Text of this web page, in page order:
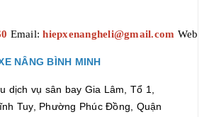
Email:hiepxenangheli@gmail.com
NÂNG BÌNH MINH
dịch vụ sân bay Gia Lâm, Tổ 1,
Tuy, Phường Phúc Đồng, Quận